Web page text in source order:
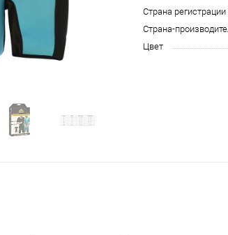
Страна регистрации
Страна-
Цвет